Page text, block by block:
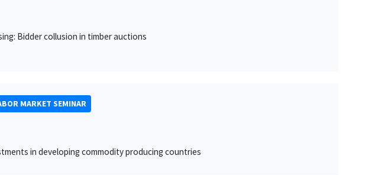
Bidder collusion in timber auctions
MARKET SEMINAR
in developing commodity producing countries